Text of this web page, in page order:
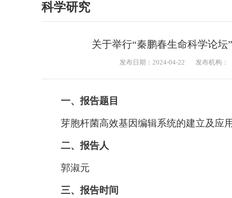
科学研究
关于举行“秦鹏春生命科学论
发布日期：2024-04-22 发布机构：
一、报告题目
芽胞杆菌高效基因编辑系统的建立及应
二、报告人
郭淑元
三、报告时间